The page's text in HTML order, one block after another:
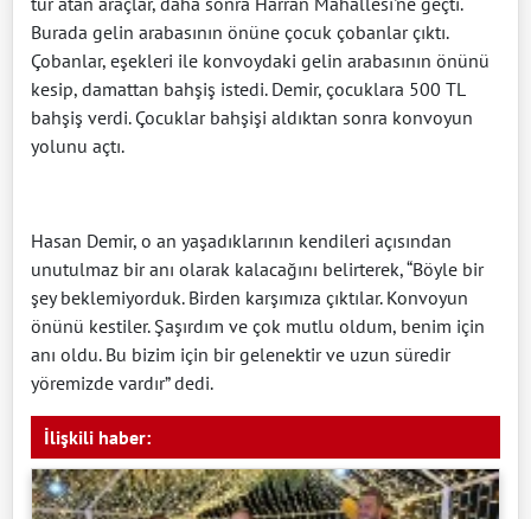
Burada gelin arabasının önüne çocuk çobanlar çıktı.
Çobanlar, eşekleri ile konvoydaki gelin arabasının önünü
kesip, damattan bahşiş istedi. Demir, çocuklara 500 TL
bahşiş verdi. Çocuklar bahşişi aldıktan sonra konvoyun
yolunu açtı.
Hasan Demir, o an yaşadıklarının kendileri açısından
unutulmaz bir anı olarak kalacağını belirterek, “Böyle bir
şey beklemiyorduk. Birden karşımıza çıktılar. Konvoyun
önünü kestiler. Şaşırdım ve çok mutlu oldum, benim için
anı oldu. Bu bizim için bir gelenektir ve uzun süredir
yöremizde vardır” dedi.
İlişkili haber: